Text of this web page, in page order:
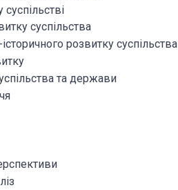
суспільства
розвитку суспільства
та держави